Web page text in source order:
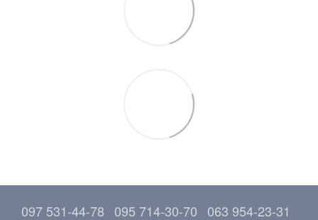
097 531-44-78 095 714-30-70 063 954-23-31